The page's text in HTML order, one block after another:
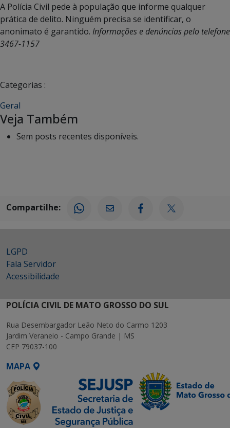
A Polícia Civil pede à população que informe qualquer
prática de delito. Ninguém precisa se identificar, o
anonimato é garantido. Informações e denúncias pelo telefone
3467-1157
Categorias :
Geral
Veja Também
Sem posts recentes disponíveis.
Compartilhe:
LGPD
Fala Servidor
Acessibilidade
POLÍCIA CIVIL DE MATO GROSSO DO SUL
Rua Desembargador Leão Neto do Carmo 1203
Jardim Veraneio - Campo Grande | MS
CEP 79037-100
MAPA